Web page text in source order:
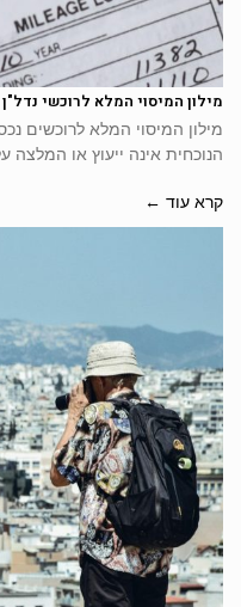
מילון המיסוי המלא לרוכשי נדל"ן
מילון המיסוי המלא לרוכשים
הנוכחית אינה ייעוץ או המלצה
קרא עוד ←